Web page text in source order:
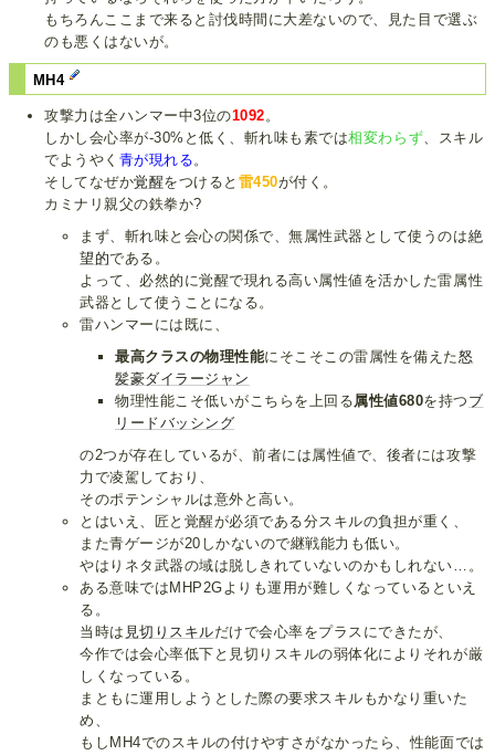
もちろんここまで来ると討伐時間に大差ないので、見た目で選ぶ
のも悪くはないが。
MH4
攻撃力は全ハンマー中3位の1092。
しかし会心率が-30%と低く、斬れ味も素では相変わらず、スキル
でようやく 青が現れる。
そしてなぜか覚醒をつけると 雷450が付く。
カミナリ親父の鉄拳か?
まず、斬れ味と会心の関係で、無属性武器として使うのは絶
望 的である。
よって、必然的に覚醒で現れる高い属性値を活かした雷属性
武器として使うことになる。
雷ハンマーには既に、
最高クラスの物理性能にそこそこの雷属性を備えた怒
髪豪ダイラージャン
物理性能こそ低いがこちらを上回る属性値680を持つ ブ
リードバッシング
の2つが存在しているが、前者には属性値で、後者には攻撃
力で凌駕しており、
そのポテンシャルは意外と高い。
とはいえ、匠と覚醒が必須である分スキルの負担が重く、
また青ゲージが20しかないので継戦能力も低い。
やはりネタ武器の域は脱しきれていないのかもしれない…。
ある意味ではMHP2Gよりも運用が難しくなっているといえ
る。
当時は 見切りスキルだけで会心率をプラスにできたが、
今作では会心率低下と見切りスキルの弱体化によりそれが厳
しくなっている。
まともに運用しようとした際の要求スキルもかなり重いた
め、
もしMH4でのスキルの付けやすさがなかったら、性能面では